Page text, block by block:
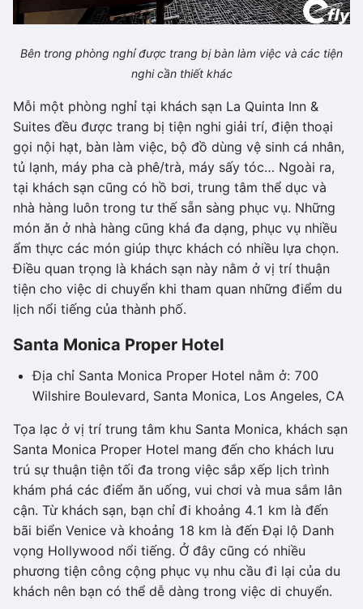
Bên trong phòng nghỉ được trang bị bàn làm việc và các tiện
nghi cần thiết khác
Mỗi một phòng nghỉ tại khách sạn La Quinta Inn &
Suites đều được trang bị tiện nghi giải trí, điện thoại
gọi nội hạt, bàn làm việc, bộ đồ dùng vệ sinh cá nhân,
tủ lạnh, máy pha cà phê/trà, máy sấy tóc… Ngoài ra,
tại khách sạn cũng có hồ bơi, trung tâm thể dục và
nhà hàng luôn trong tư thế sẵn sàng phục vụ. Những
món ăn ở nhà hàng cũng khá đa dạng, phục vụ nhiều
ẩm thực các món giúp thực khách có nhiều lựa chọn.
Điều quan trọng là khách sạn này nằm ở vị trí thuận
tiện cho việc di chuyển khi tham quan những điểm du
lịch nổi tiếng của thành phố.
Santa Monica Proper Hotel
Địa chỉ Santa Monica Proper Hotel nằm ở: 700
Wilshire Boulevard, Santa Monica, Los Angeles, CA
Tọa lạc ở vị trí trung tâm khu Santa Monica, khách sạn
Santa Monica Proper Hotel mang đến cho khách lưu
trú sự thuận tiện tối đa trong việc sắp xếp lịch trình
khám phá các điểm ăn uống, vui chơi và mua sắm lân
cận. Từ khách sạn, bạn chỉ đi khoảng 4.1 km là đến
bãi biển Venice và khoảng 18 km là đến Đại lộ Danh
vọng Hollywood nổi tiếng. Ở đây cũng có nhiều
phương tiện công cộng phục vụ nhu cầu đi lại của du
khách nên bạn có thể dễ dàng trong việc di chuyển.